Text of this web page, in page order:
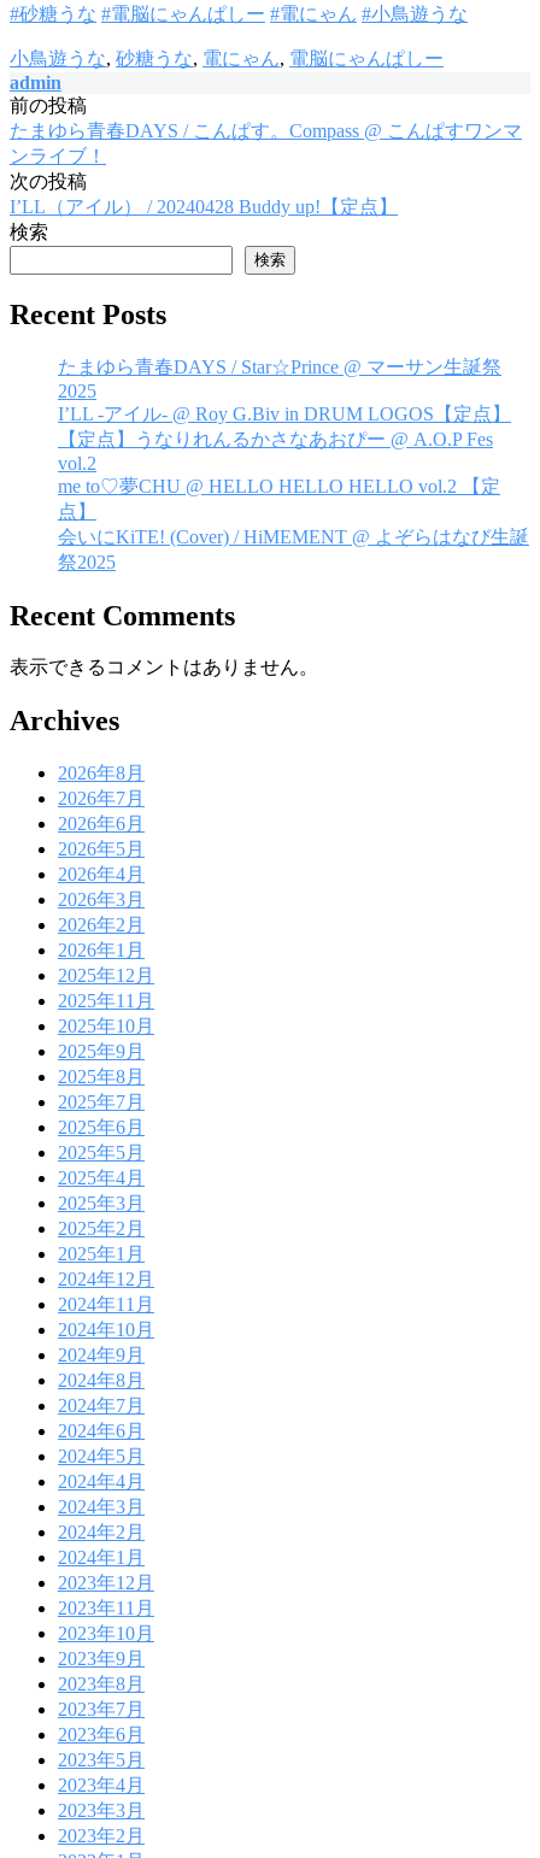
#砂糖うな #電脳にゃんぱしー #電にゃん #小鳥遊うな
小鳥遊うな, 砂糖うな, 電にゃん, 電脳にゃんぱしー
admin
投
稿
ナ
ビ
ゲ
ー
前の投稿
たまゆら青春DAYS / こんぱす。Compass @ こんぱすワンマ
ンライブ！
次の投稿
I’LL（アイル） / 20240428 Buddy up!【定点】
検索
検索
Recent Posts
たまゆら青春DAYS / Star☆Prince @ マーサン生誕祭
2025
I’LL -アイル- @ Roy G.Biv in DRUM LOGOS【定点】
【定点】うなりれんるかさなあおぴー @ A.O.P Fes
vol.2
me to♡夢CHU @ HELLO HELLO HELLO vol.2 【定
点】
会いにKiTE! (Cover) / HiMEMENT @ よぞらはなび生誕
祭2025
Recent Comments
表示できるコメントはありません。
Archives
2026年8月
2026年7月
2026年6月
2026年5月
2026年4月
2026年3月
2026年2月
2026年1月
2025年12月
2025年11月
2025年10月
2025年9月
2025年8月
2025年7月
2025年6月
2025年5月
2025年4月
2025年3月
2025年2月
2025年1月
2024年12月
2024年11月
2024年10月
2024年9月
2024年8月
2024年7月
2024年6月
2024年5月
2024年4月
2024年3月
2024年2月
2024年1月
2023年12月
2023年11月
2023年10月
2023年9月
2023年8月
2023年7月
2023年6月
2023年5月
2023年4月
2023年3月
2023年2月